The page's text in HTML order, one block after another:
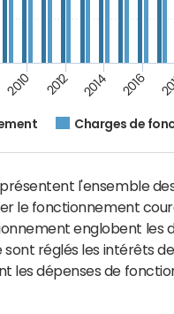
Charges de
2010 2012 2014 2016
l'ensemble
le fonctionnement
englobent les
sont réglés les intérêts
les dépenses de